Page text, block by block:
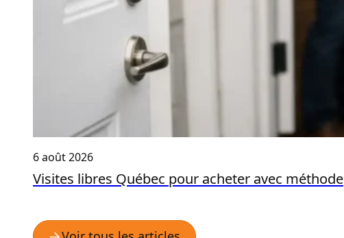
6 août 2026
Visites libres Québec pour acheter avec méthode